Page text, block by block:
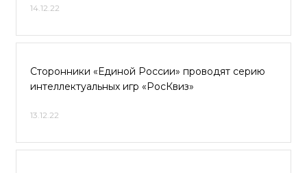
14.12.22
Сторонники «Единой России» проводят серию
интеллектуальных игр «РосКвиз»
13.12.22